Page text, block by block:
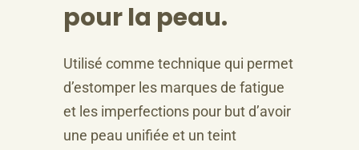
pour la peau.
Utilisé comme technique qui permet
d’estomper les marques de fatigue
et les imperfections pour but d’avoir
une peau unifiée et un teint